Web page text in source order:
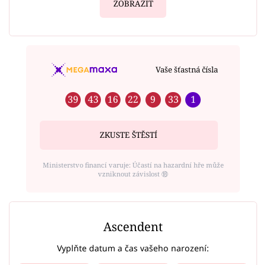
ZOBRAZIT
Vaše šťastná čísla
39 43 16 22 9 33 1
ZKUSTE ŠTĚSTÍ
Ministerstvo financí varuje: Účastí na hazardní hře může
vzniknout závislost ⑱
Ascendent
Vyplňte datum a čas vašeho narození: